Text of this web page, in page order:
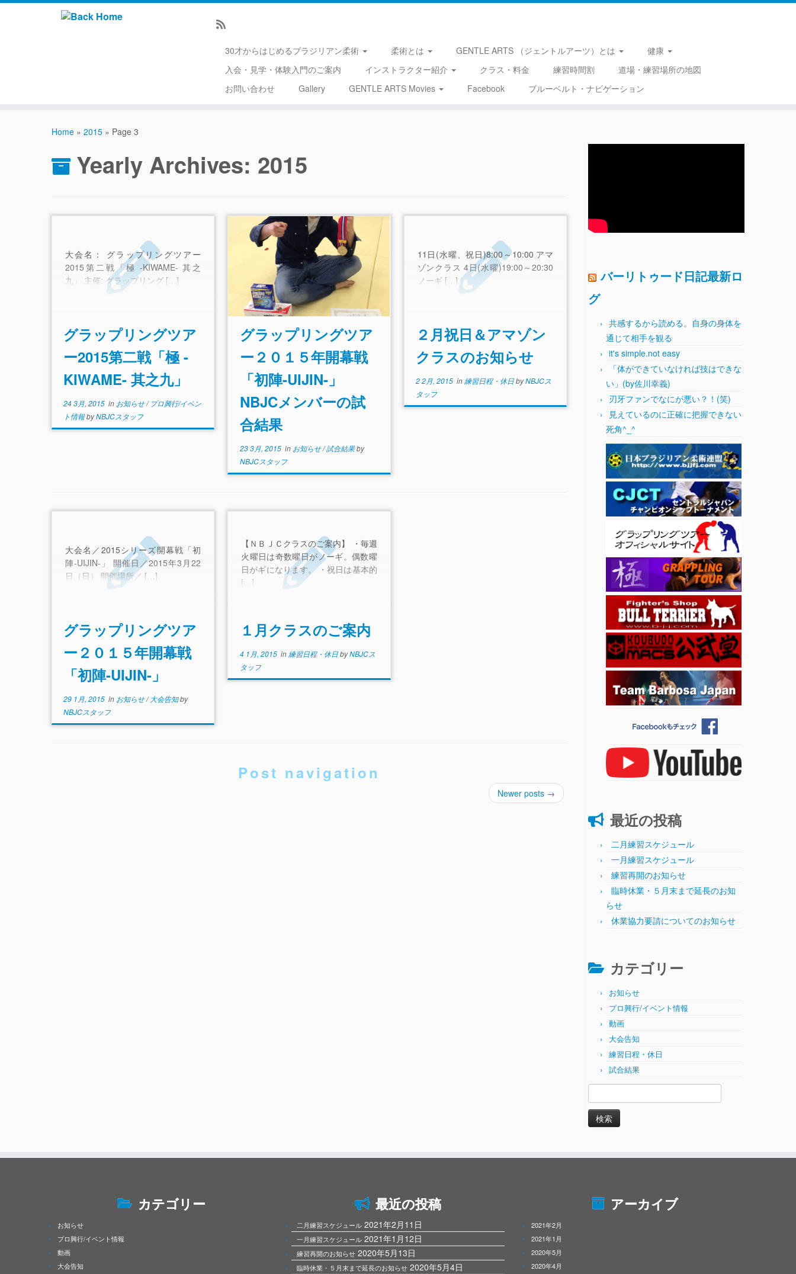
30才からはじめるブラジリアン柔術 柔術とは GENTLE ARTS （ジェントルアーツ）とは
健康
入会・見学・体験入門のご案内
インストラクター紹介 クラス・料金 練習時間割
道場・練習場所の地図
お問い合わせ
Gallery GENTLE ARTS Movies Facebook ブルーベルト・ナビゲーション
Home » 2015 » Page 3
Yearly Archives: 2015
大会名： グラップリングツアー
2015第二戦「極 -KIWAME- 其之
九」 主催: グラップリング […]
グラップリングツア
ー2015第二戦「極 -
KIWAME- 其之九」
24 3月, 2015 in お知らせ/ プロ興行/イベン
ト情報byNBJCスタッフ
グラップリングツア
ー２０１５年開幕戦
「初陣-UIJIN-」
NBJCメンバーの試
合結果
23 3月, 2015in お知らせ/試合結果by
NBJCスタッフ
11日(水曜、祝日)8:00～10:00 アマ
ゾンクラス 4日(水曜)19:00～20:30
ノーギ […]
２月祝日＆アマゾン
クラスのお知らせ
2 2月, 2015in練習日程・休日byNBJCス
タッフ
大会名／2015シリーズ開幕戦「初
陣-UIJIN-」 開催日／2015年3月22
日（日） 開催場所／ […]
グラップリングツア
ー２０１５年開幕戦
「初陣-UIJIN-」
29 1月, 2015 in お知らせ/大会告知by
NBJCスタッフ
【ＮＢＪＣクラスのご案内】 ・毎週
火曜日は奇数曜日がノーギ。偶数曜
日がギになります。 ・祝日は基本的
[…]
１月クラスのご案内
4 1月, 2015in練習日程・休日byNBJCス
タッフ
Post navigation
Newer posts →
バーリトゥード日記最新ロ
グ
共感するから読める。自身の身体を
通じて相手を観る
it's simple.not easy
「体ができていなければ技はできな
い」(by佐川幸義)
刃牙ファンでなにが悪い？！(笑)
見えているのに正確に把握できない
死角^_^
最近の投稿
二月練習スケジュール
一月練習スケジュール
練習再開のお知らせ
臨時休業・５月末まで延長のお知
らせ
休業協力要請についてのお知らせ
カテゴリー
お知らせ
プロ興行/イベント情報
動画
大会告知
練習日程・休日
試合結果
索:
カテゴリー
お知らせ
プロ興行/イベント情報
動画
大会告知
最近の投稿
二月練習スケジュール 2021年2月11日
一月練習スケジュール 2021年1月12日
練習再開のお知らせ 2020年5月13日
臨時休業・５月末まで延長のお知らせ 2020年5月4日
アーカイブ
2021年2月
2021年1月
2020年5月
2020年4月